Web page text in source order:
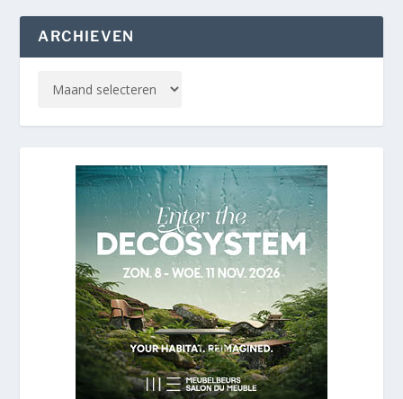
ARCHIEVEN